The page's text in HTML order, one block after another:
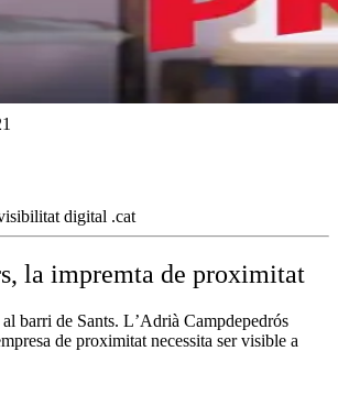
digital .cat
la impremta de proximitat
barri de Sants. L’Adrià Campdepedrós
de proximitat necessita ser visible a